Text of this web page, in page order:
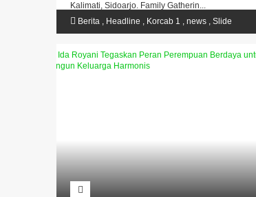
Kalimati, Sidoarjo. Family Gatherin...
Berita , Headline , Korcab 1 , news , Slide